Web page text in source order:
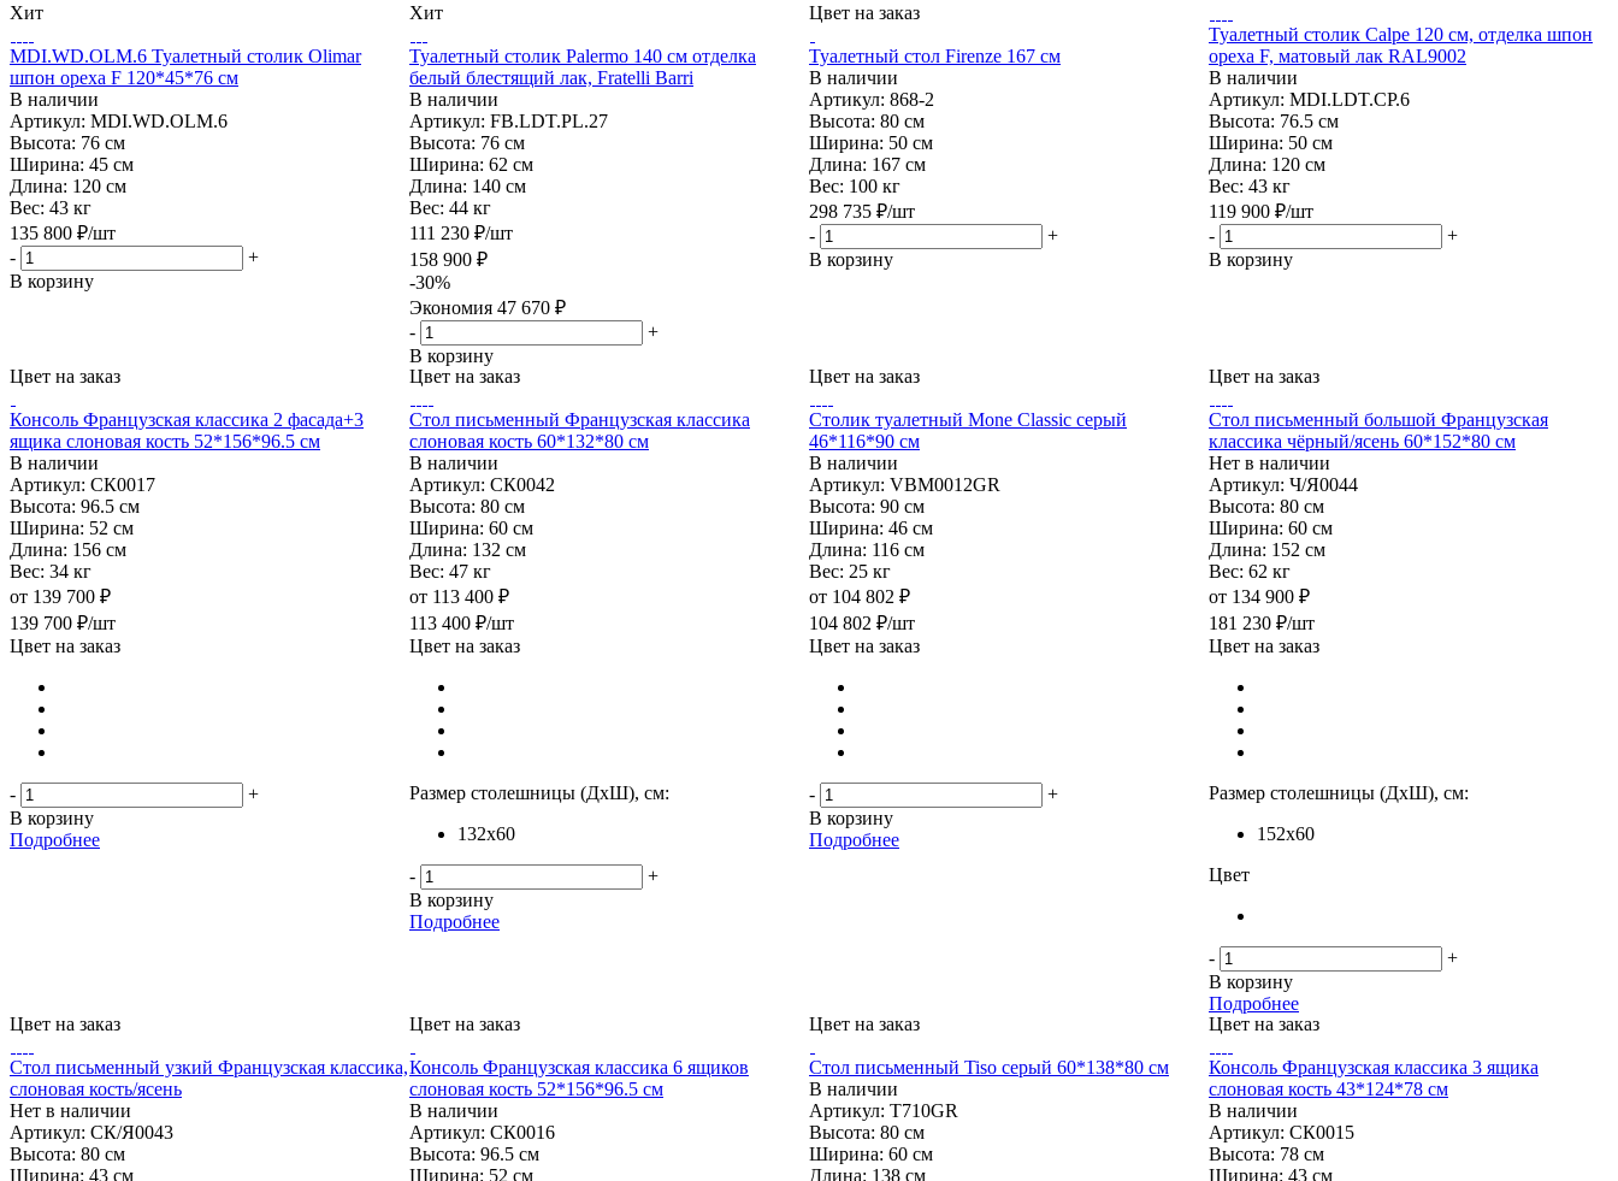
Хит
MDI.WD.OLM.6 Туалетный столик Olimar
шпон ореха F 120*45*76 см
В наличии
Артикул: MDI.WD.OLM.6
Высота: 76 см
Ширина: 45 см
Длина: 120 см
Вес: 43 кг
135 800 ₽/шт
-
+
В корзину
Хит
Туалетный столик Palermo 140 см отделка
белый блестящий лак, Fratelli Barri
В наличии
Артикул: FB.LDT.PL.27
Высота: 76 см
Ширина: 62 см
Длина: 140 см
Вес: 44 кг
111 230 ₽/шт
158 900 ₽
-30%
Экономия 47 670 ₽
-
+
В корзину
Цвет на заказ
Туалетный стол Firenze 167 см
В наличии
Артикул: 868-2
Высота: 80 см
Ширина: 50 см
Длина: 167 см
Вес: 100 кг
298 735 ₽/шт
-
+
В корзину
Туалетный столик Calpe 120 см, отделка шпон
ореха F, матовый лак RAL9002
В наличии
Артикул: MDI.LDT.CP.6
Высота: 76.5 см
Ширина: 50 см
Длина: 120 см
Вес: 43 кг
119 900 ₽/шт
-
+
В корзину
Цвет на заказ
Консоль Французская классика 2 фасада+3
ящика слоновая кость 52*156*96.5 см
В наличии
Артикул: СК0017
Высота: 96.5 см
Ширина: 52 см
Длина: 156 см
Вес: 34 кг
от 139 700 ₽
139 700 ₽/шт
Цвет на заказ
-
+
В корзину
Подробнее
Цвет на заказ
Стол письменный Французская классика
слоновая кость 60*132*80 см
В наличии
Артикул: СК0042
Высота: 80 см
Ширина: 60 см
Длина: 132 см
Вес: 47 кг
от 113 400 ₽
113 400 ₽/шт
Цвет на заказ
Размер столешницы (ДхШ), см:
132х60
-
+
В корзину
Подробнее
Цвет на заказ
Столик туалетный Mone Classic серый
46*116*90 см
В наличии
Артикул: VBM0012GR
Высота: 90 см
Ширина: 46 см
Длина: 116 см
Вес: 25 кг
от 104 802 ₽
104 802 ₽/шт
Цвет на заказ
-
+
В корзину
Подробнее
Цвет на заказ
Стол письменный большой Французская
классика чёрный/ясень 60*152*80 см
Нет в наличии
Артикул: Ч/Я0044
Высота: 80 см
Ширина: 60 см
Длина: 152 см
Вес: 62 кг
от 134 900 ₽
181 230 ₽/шт
Цвет на заказ
Размер столешницы (ДхШ), см:
152х60
Цвет
-
+
В корзину
Подробнее
Цвет на заказ
Стол письменный узкий Французская классика,
слоновая кость/ясень
Нет в наличии
Артикул: СК/Я0043
Высота: 80 см
Ширина: 43 см
Цвет на заказ
Консоль Французская классика 6 ящиков
слоновая кость 52*156*96.5 см
В наличии
Артикул: СК0016
Высота: 96.5 см
Ширина: 52 см
Цвет на заказ
Стол письменный Tiso серый 60*138*80 см
В наличии
Артикул: T710GR
Высота: 80 см
Ширина: 60 см
Длина: 138 см
Цвет на заказ
Консоль Французская классика 3 ящика
слоновая кость 43*124*78 см
В наличии
Артикул: СК0015
Высота: 78 см
Ширина: 43 см